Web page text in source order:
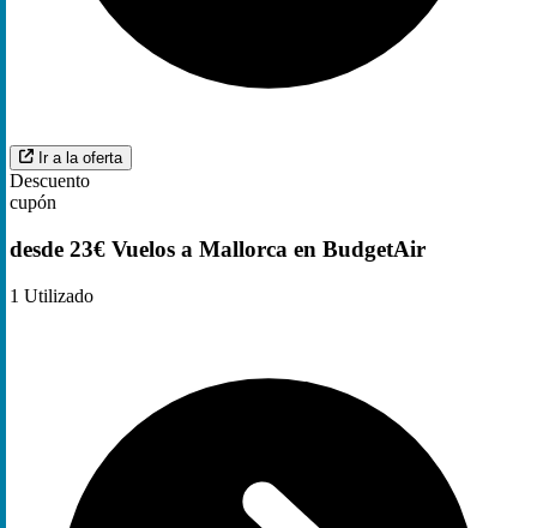
Ir a la oferta
Descuento
cupón
desde 23€ Vuelos a Mallorca en BudgetAir
1 Utilizado